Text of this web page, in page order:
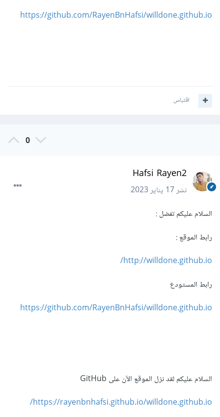
https://github.com/RayenBnHafsi/willdone.github.io
اقتباس
0
Hafsi Rayen2
نشر17 يناير 2023
السلام عليكم تفضل:
رابط الموقع
http://willdone.github.io/
رابط المستودع
https://github.com/RayenBnHafsi/willdone.github.io
السلام عليكم لقد نزل الموقع الآن على GitHub
https://rayenbnhafsi.github.io/willdone.github.io/